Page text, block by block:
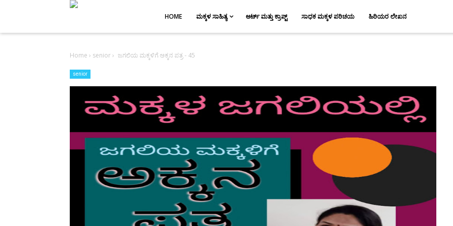
HOME ಮಕ್ಕಳ ಸಾಹಿತ್ಯ ಆರ್ಟ್ ಮತ್ತು ಕ್ರಾಪ್ಟ್ ಸಾಧಕ ಮಕ್ಕಳ ಪರಿಚಯ ಹಿರಿಯರ ಲೇಖನ
Home › senior› ಜಗಲಿಯ ಮಕ್ಕಳಿಗೆ ಅಕ್ಕನ ಪತ್ರ - 45
senior